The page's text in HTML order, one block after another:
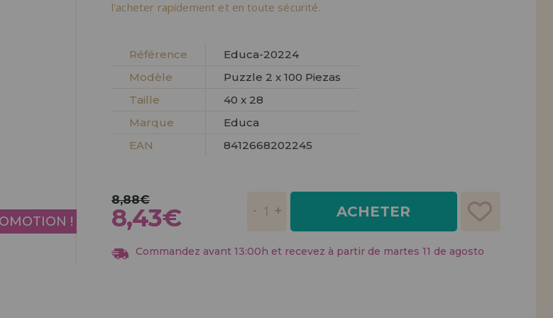
Allez-y! Nous vous attendions.
DISTRIBUTEUR
l'acheter rapidement et en toute sécurité.
Référence
Educa-20224
Modèle
Puzzle 2 x 100 Piezas
Taille
40 x 28
Marque
Educa
EAN
8412668202245
!
8,88€
8,43€ ACHETER
Commandez avant 13:00h et recevez à partir de martes 11 de agosto